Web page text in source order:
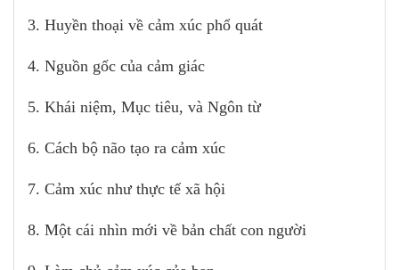
3. Huyền thoại về cảm xúc phổ quát
4. Nguồn gốc của cảm giác
5. Khái niệm, Mục tiêu, và Ngôn từ
6. Cách bộ não tạo ra cảm xúc
7. Cảm xúc như thực tế xã hội
8. Một cái nhìn mới về bản chất con người